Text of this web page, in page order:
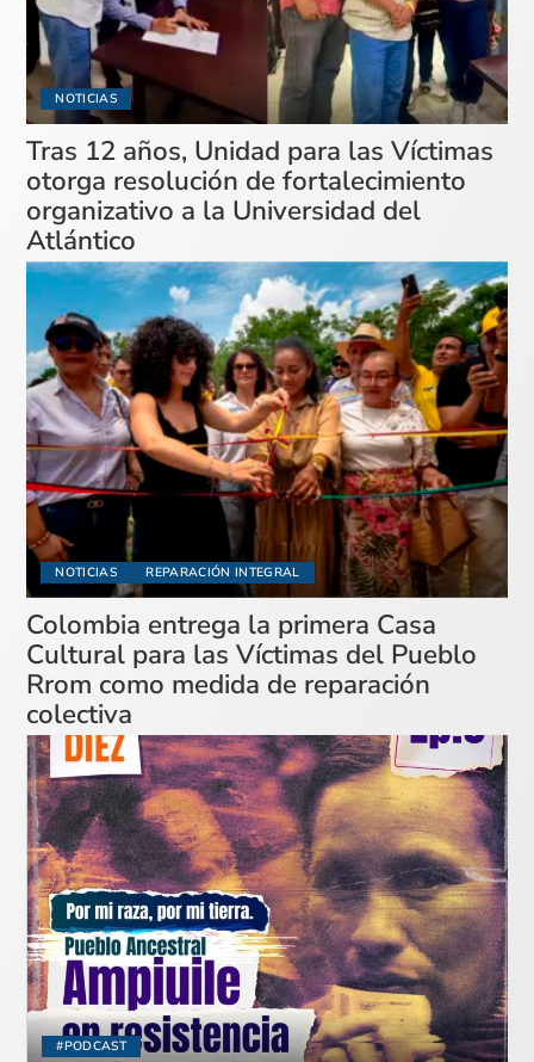
NOTICIAS
Tras 12 años, Unidad para las Víctimas
otorga resolución de fortalecimiento
organizativo a la Universidad del
Atlántico
NOTICIAS REPARACIÓN INTEGRAL
Colombia entrega la primera Casa
Cultural para las Víctimas del Pueblo
Rrom como medida de reparación
colectiva
#PODCAST